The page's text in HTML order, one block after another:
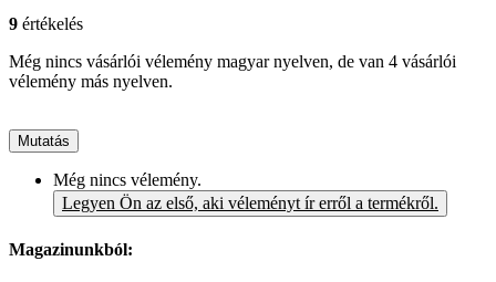
9 értékelés
Még nincs vásárlói vélemény magyar nyelven, de van 4 vásárlói
vélemény más nyelven.
Mutatás
Még nincs vélemény.
Legyen Ön az első, aki véleményt ír erről a termékről.
Magazinunkból: